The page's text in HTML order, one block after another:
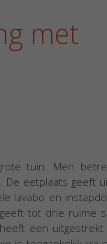
met
tuin. Men
eetplaats geeft
lavabo en
tot drie ruime
een